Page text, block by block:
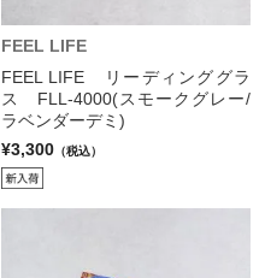
FEEL LIFE
FEEL LIFE リーディンググラ
ス FLL-4000(スモークグレー/
ラベンダーデミ)
¥3,300 （税込）